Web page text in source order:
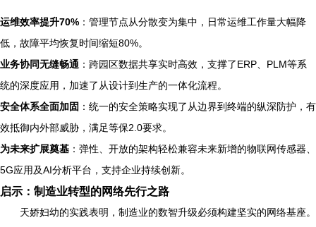
运维效率提升70% ：管理节点从分散变为集中，日常运维工作量大幅降
低，故障平均恢复时间缩短80%。
业务协同无缝畅通 ：跨园区数据共享实时高效，支撑了ERP、PLM等系
统的深度应用，加速了从设计到生产的一体化流程。
安全体系全面加固 ：统一的安全策略实现了从边界到终端的纵深防护，有
效抵御内外部威胁，满足等保2.0要求。
为未来扩展奠基 ：弹性、开放的架构轻松兼容未来新增的物联网传感器、
5G应用及AI分析平台，支持企业持续创新。
启示：制造业转型的网络先行之路
天娇妇幼的实践表明，制造业的数智升级必须构建坚实的网络基座。